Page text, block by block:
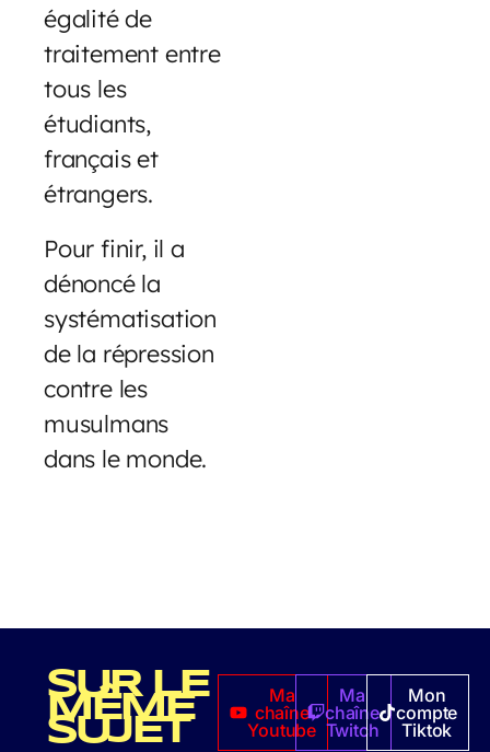
égalité de
traitement entre
tous les
étudiants,
français et
étrangers.
Pour finir, il a
dénoncé la
systématisation
de la répression
contre les
musulmans
dans le monde.
SUR LE
MÊME
SUJET
Ma
chaîne
Youtube
Ma
chaîne
Twitch
Mon
compte
Tiktok